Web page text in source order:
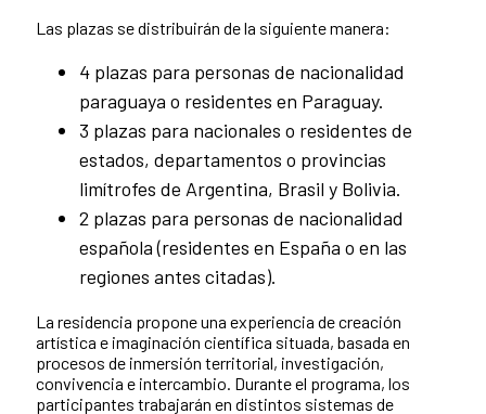
Las plazas se distribuirán de la siguiente manera:
4 plazas para personas de nacionalidad
paraguaya o residentes en Paraguay.
3 plazas para nacionales o residentes de
estados, departamentos o provincias
limítrofes de Argentina, Brasil y Bolivia.
2 plazas para personas de nacionalidad
española (residentes en España o en las
regiones antes citadas).
La residencia propone una experiencia de creación
artística e imaginación científica situada, basada en
procesos de inmersión territorial, investigación,
convivencia e intercambio. Durante el programa, los
participantes trabajarán en distintos sistemas de